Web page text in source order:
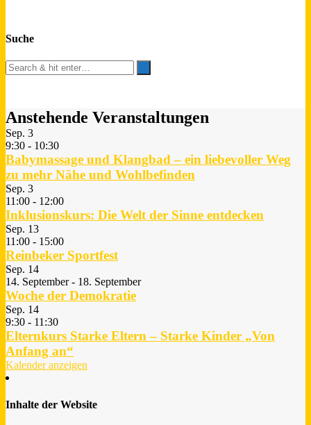
Suche
Anstehende Veranstaltungen
Sep. 3
9:30 - 10:30
Babymassage und Klangbad – ein liebevoller Weg
zu mehr Nähe und Wohlbefinden
Sep. 3
11:00 - 12:00
Inklusionskurs: Die Welt der Sinne entdecken
Sep. 13
11:00 - 15:00
Reinbeker Sportfest
Sep. 14
14. September- 18. September
Woche der Demokratie
Sep. 14
9:30 - 11:30
Elternkurs Starke Eltern – Starke Kinder „Von
Anfang an“
Kalender anzeigen
Inhalte der Website